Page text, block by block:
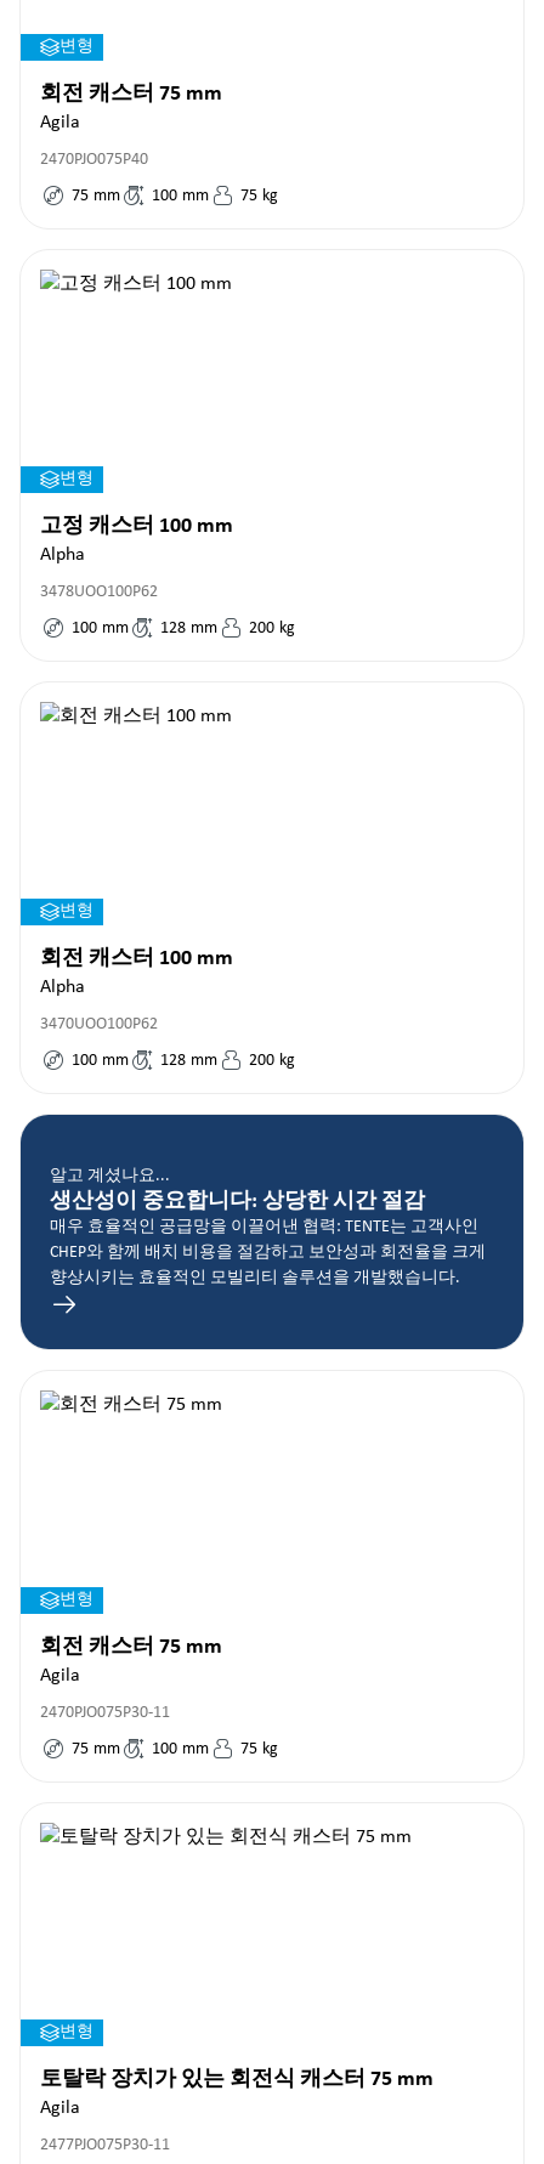
변형
회전 캐스터 75 mm
Agila
2470PJO075P40
75 mm 100 mm 75 kg
변형
고정 캐스터 100 mm
Alpha
3478UOO100P62
100 mm 128 mm 200 kg
변형
회전 캐스터 100 mm
Alpha
3470UOO100P62
100 mm 128 mm 200 kg
알고 계셨나요...
생산성이 중요합니다: 상당한 시간 절감
매우 효율적인 공급망을 이끌어낸 협력: TENTE는 고객사인
CHEP와 함께 배치 비용을 절감하고 보안성과 회전율을 크게
향상시키는 효율적인 모빌리티 솔루션을 개발했습니다.
변형
회전 캐스터 75 mm
Agila
2470PJO075P30-11
75 mm 100 mm 75 kg
변형
토탈락 장치가 있는 회전식 캐스터 75 mm
Agila
2477PJO075P30-11